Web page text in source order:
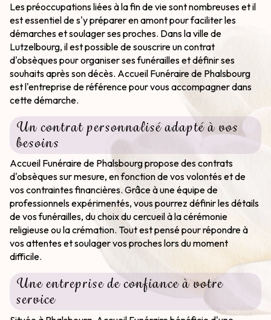
Les préoccupations liées à la fin de vie sont nombreuses et il
est essentiel de s'y préparer en amont pour faciliter les
démarches et soulager ses proches. Dans la ville de
Lutzelbourg, il est possible de souscrire un contrat
d'obsèques pour organiser ses funérailles et définir ses
souhaits après son décès. Accueil Funéraire de Phalsbourg
est l'entreprise de référence pour vous accompagner dans
cette démarche.
Un contrat personnalisé adapté à vos
besoins
Accueil Funéraire de Phalsbourg propose des contrats
d'obsèques sur mesure, en fonction de vos volontés et de
vos contraintes financières. Grâce à une équipe de
professionnels expérimentés, vous pourrez définir les détails
de vos funérailles, du choix du cercueil à la cérémonie
religieuse ou la crémation. Tout est pensé pour répondre à
vos attentes et soulager vos proches lors du moment
difficile.
Une entreprise de confiance à votre
service